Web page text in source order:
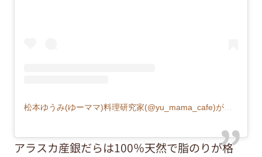
松本ゆうみ(ゆーママ)料理研究家(@yu_mama_cafe)がシェアした投稿
アラスカ産銀だらは100％天然で脂のりが格